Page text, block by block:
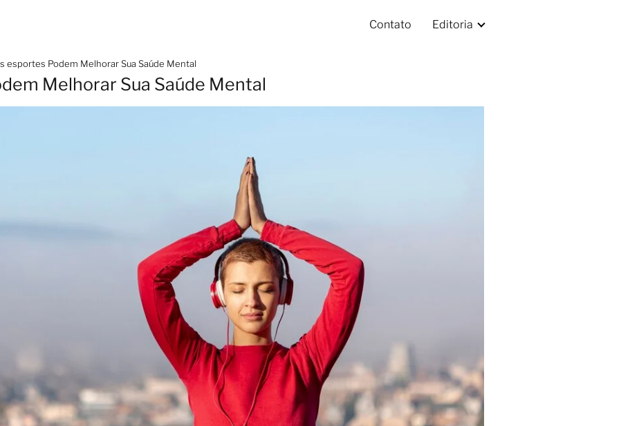
Contato Editoria
esportes Podem Melhorar Sua Saúde Mental
Melhorar Sua Saúde Mental